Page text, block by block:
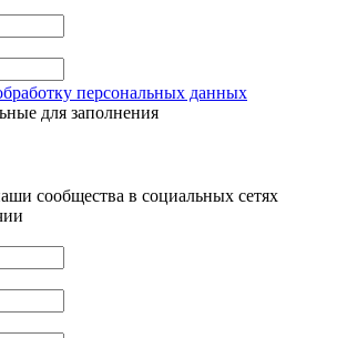
персональных данных
для заполнения
сообщества в социальных сетях